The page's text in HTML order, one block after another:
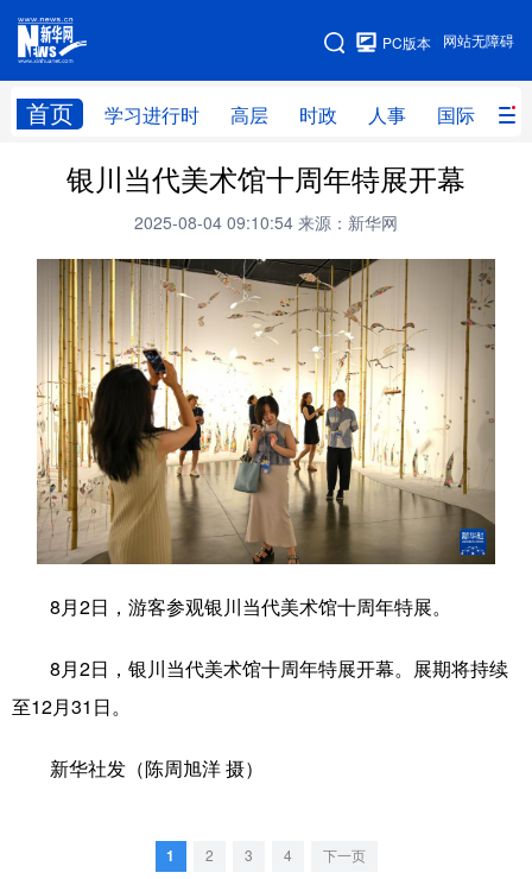
网站无障碍
PC版本
首页 学习进行时 高层 时政 人事 国际 财
网站地图
学习进行时 高层 时政 人事
财经 网评
台湾 思客智库 全球连线
科技 科创 量子 体育
文化 健康
访谈 视频 图片 政务
法律 中央文件 金融 汽车
食品 信息化 数字经济
彩票 娱乐 时尚 悦读
文化产业
银川当代美术馆十周年特展开幕
2025-08-04 09:10:54 来源：新华网
8月2日，游客参观银川当代美术馆十周年特展。
8月2日，银川当代美术馆十周年特展开幕。展期将持续
至12月31日。
新华社发（陈周旭洋 摄）
1 2 3 4 下一页